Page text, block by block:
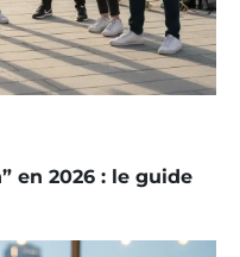
en 2026 : le guide